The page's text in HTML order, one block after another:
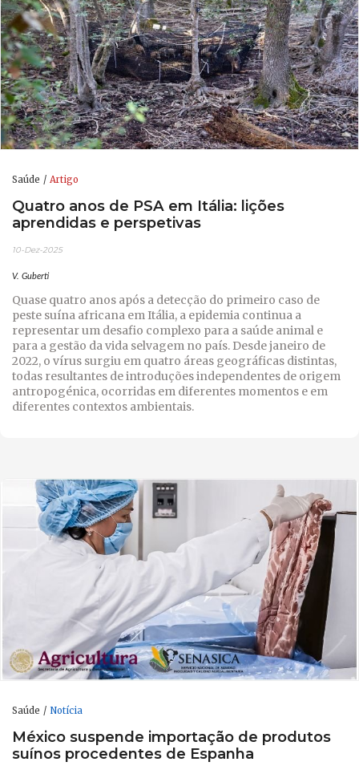
Saúde Artigo
Quatro anos de PSA em Itália: lições
aprendidas e perspetivas
10-Dez-2025
V. Guberti
Quase quatro anos após a detecção do primeiro caso de
peste suína africana em Itália, a epidemia continua a
representar um desafio complexo para a saúde animal e
para a gestão da vida selvagem no país. Desde janeiro de
2022, o vírus surgiu em quatro áreas geográficas distintas,
todas resultantes de introduções independentes de origem
antropogénica, ocorridas em diferentes momentos e em
diferentes contextos ambientais.
Saúde Notícia
México suspende importação de produtos
suínos procedentes de Espanha